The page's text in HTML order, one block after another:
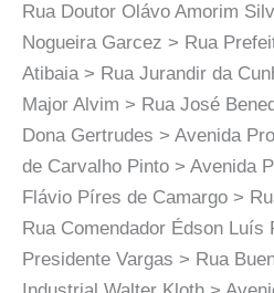
Rua Doutor Olávo Amorim
Nogueira Garcez > Rua
Atibaia > Rua Jurandir da
Major Alvim > Rua José
Dona Gertrudes > Avenida
de Carvalho Pinto > Avenida
Flávio Píres de Camargo >
Rua Comendador Édson Luís
Presidente Vargas > Rua